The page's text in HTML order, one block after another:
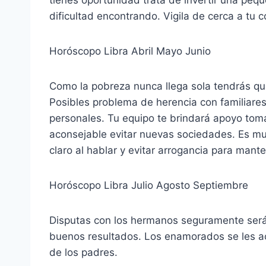
dificultad encontrando. Vigila de cerca a tu
Horóscopo Libra Abril Mayo Junio
Como la pobreza nunca llega sola tendrás
Posibles problema de herencia con
personales. Tu equipo te brindará apoyo
aconsejable evitar nuevas sociedades. Es
claro al hablar y evitar arrogancia para
Horóscopo Libra Julio Agosto Septiembre
Disputas con los hermanos seguramente
buenos resultados. Los enamorados se les
de los padres.